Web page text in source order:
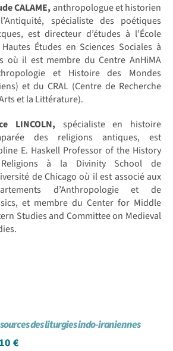
CALAME, anthropologue et historien
spécialiste des poétiques
est directeur d’études à l’École
Études en Sciences Sociales à
où il est membre du Centre AnHiMA
et Histoire des Mondes
et du CRAL (Centre de Recherche
et la Littérature).
LINCOLN, spécialiste en histoire
des religions antiques, est
E. Haskell Professor of the History
à la Divinity School de
de Chicago où il est associé aux
d’Anthropologie et de
et membre du Center for Middle
Studies and Committee on Medieval
des liturgies indo-iraniennes
€